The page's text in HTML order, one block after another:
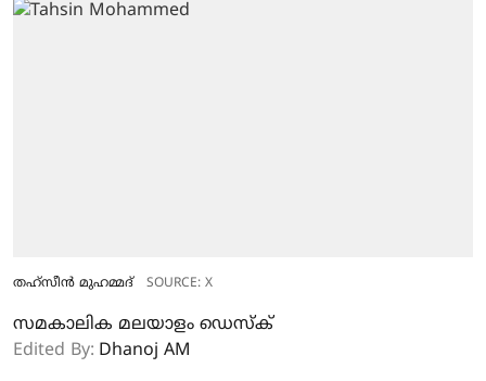
തഹ്‌സീന്‍ മുഹമ്മദ് SOURCE: X
സമകാലിക മലയാളം ഡെസ്ക്
Edited By: Dhanoj AM